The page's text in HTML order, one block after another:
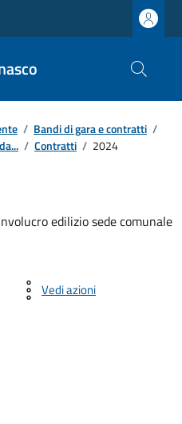
/ Bandi di gara e contratti /
/ Contratti / 2024
edilizio sede comunale
Vedi azioni